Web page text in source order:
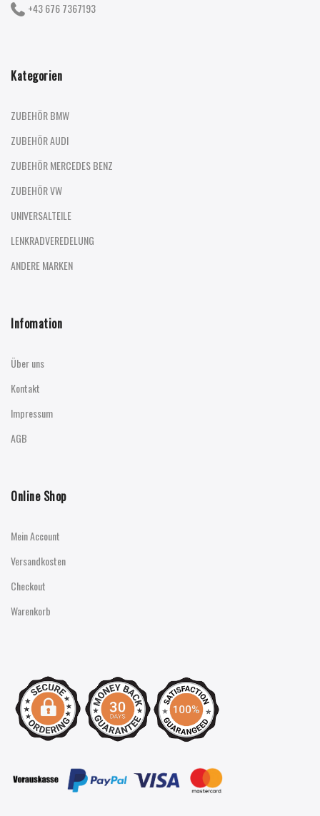
+43 676 7367193
Kategorien
ZUBEHÖR BMW
ZUBEHÖR AUDI
ZUBEHÖR MERCEDES BENZ
ZUBEHÖR VW
UNIVERSALTEILE
LENKRADVEREDELUNG
ANDERE MARKEN
Infomation
Über uns
Kontakt
Impressum
AGB
Online Shop
Mein Account
Versandkosten
Checkout
Warenkorb